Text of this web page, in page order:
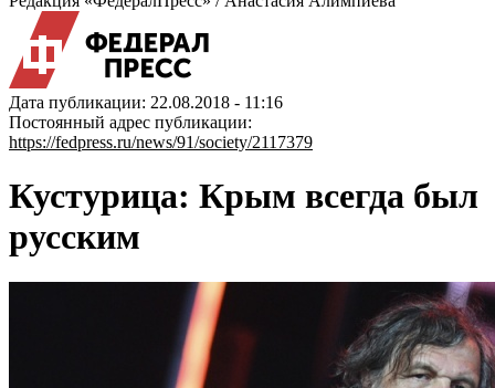
Дата публикации: 22.08.2018 - 11:16
Постоянный адрес публикации:
https://fedpress.ru/news/91/society/2117379
Кустурица: Крым всегда был
русским